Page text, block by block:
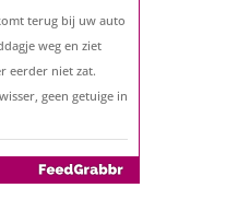
rijdt steeds
terug bij uw auto
weg en ziet
eerder niet zat.